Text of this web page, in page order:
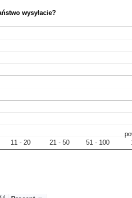
wysyłacie?
11 - 20
11 - 20 21 - 50
21 - 50 51 - 100
51 - 100